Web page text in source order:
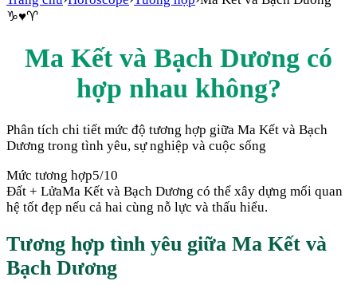
♑♥♈
Ma Kếtvà Bạch Dương có
hợp nhau không?
Phân tích chi tiết mức độ tương hợp giữa Ma Kết và Bạch
Dương trong tình yêu, sự nghiệp và cuộc sống
Mức tương hợp5/10
Đất + LửaMa Kết và Bạch Dương có thể xây dựng mối quan
hệ tốt đẹp nếu cả hai cùng nỗ lực và thấu hiểu.
Tương hợp tình yêu giữa Ma Kết và
Bạch Dương